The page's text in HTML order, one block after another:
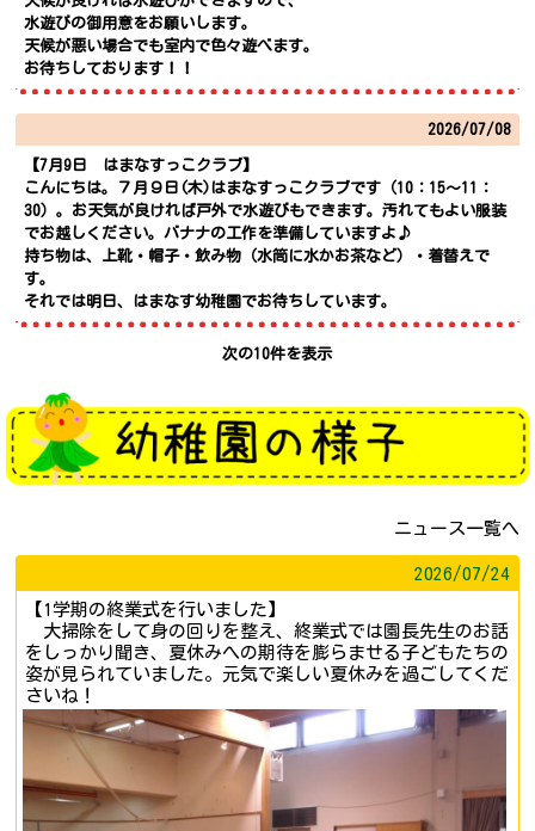
水遊びの御用意をお願いします。
天候が悪い場合でも室内で色々遊べます。
お待ちしております！！
2026/07/08
【7月9日 はまなすっこクラブ】
こんにちは。７月９日(木)はまなすっこクラブです（10：15～11：
30）。お天気が良ければ戸外で水遊びもできます。汚れてもよい服装
でお越しください。バナナの工作を準備していますよ♪
持ち物は、上靴・帽子・飲み物（水筒に水かお茶など）・着替えで
す。
それでは明日、はまなす幼稚園でお待ちしています。
次の10件を表示
ニュース一覧へ
2026/07/24
【1学期の終業式を行いました】
大掃除をして身の回りを整え、終業式では園長先生のお話
をしっかり聞き、夏休みへの期待を膨らませる子どもたちの
姿が見られていました。元気で楽しい夏休みを過ごしてくだ
さいね！